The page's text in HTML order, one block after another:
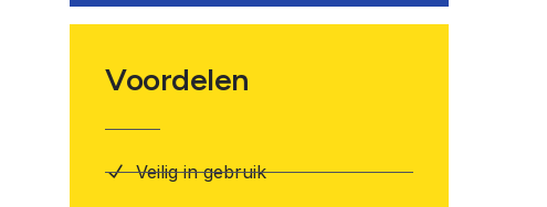
Voordelen
Veilig in gebruik